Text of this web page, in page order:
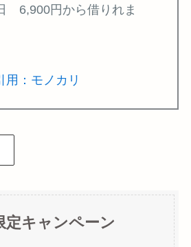
6,900円から借りれま
用：モノカリ
定キャンペーン